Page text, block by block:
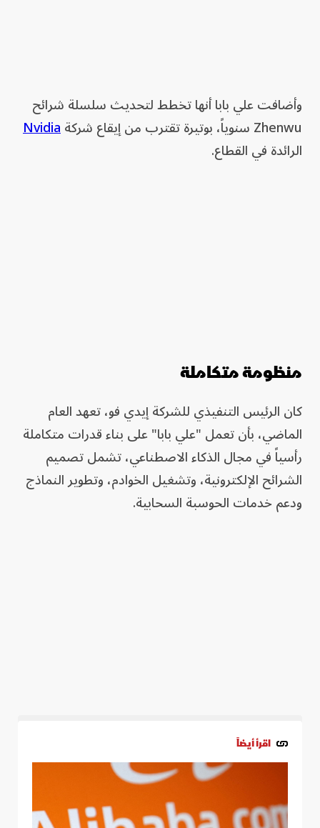
وأضافت علي بابا أنها تخطط لتحديث سلسلة شرائح
Zhenwu سنوياً، بوتيرة تقترب من إيقاع شركة
Nvidia
الرائدة في القطاع.
منظومة متكاملة
كان الرئيس التنفيذي للشركة إيدي فو، تعهد العام
الماضي، بأن تعمل "علي بابا" على بناء قدرات متكاملة
رأسياً في مجال الذكاء الاصطناعي، تشمل تصميم
الشرائح الإلكترونية، وتشغيل الخوادم، وتطوير النماذج
ودعم خدمات الحوسبة السحابية.
اقرأ أيضاً